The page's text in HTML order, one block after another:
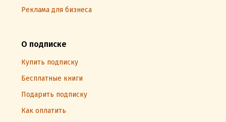
Реклама для бизнеса
О подписке
Купить подписку
Бесплатные книги
Подарить подписку
Как оплатить